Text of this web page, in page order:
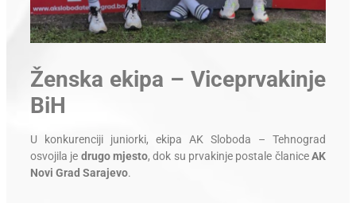
Ženska ekipa – Viceprvakinje
BiH
U konkurenciji juniorki, ekipa AK Sloboda – Tehnograd
osvojila je drugo mjesto, dok su prvakinje postale članiceAK
Novi Grad Sarajevo.